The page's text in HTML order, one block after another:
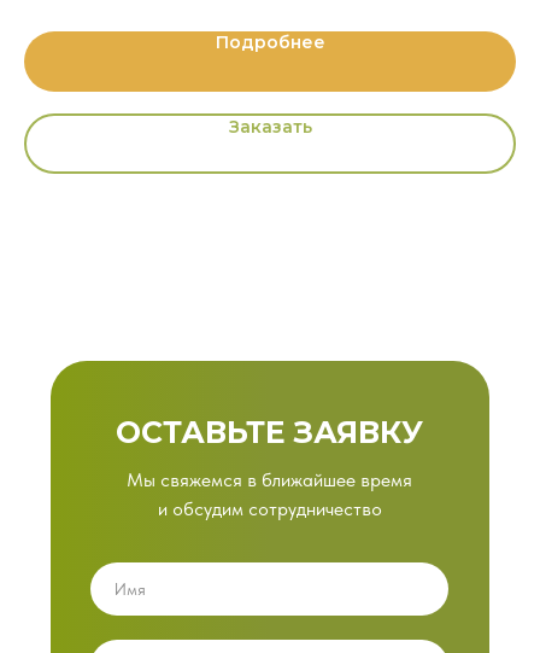
Подробнее
Заказать
ОСТАВЬТЕ ЗАЯВКУ
Мы свяжемся в ближайшее время
и обсудим сотрудничество